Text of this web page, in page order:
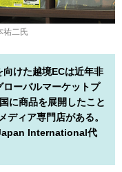
祐二氏
けた越境ECは近年非
ーバルマーケットプ
に商品を展開したこと
ディア専門店がある。
International代